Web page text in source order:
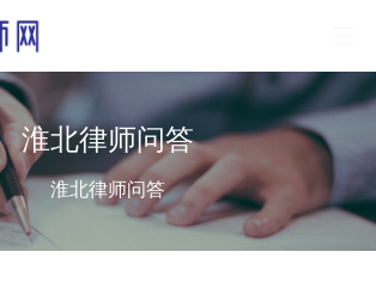
淮北律师问答
淮北律师问答